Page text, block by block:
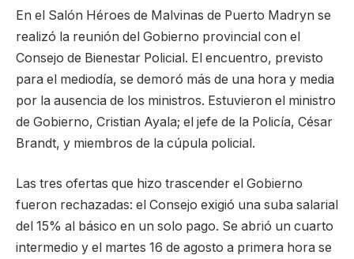
En el Salón Héroes de Malvinas de Puerto Madryn se
realizó la reunión del Gobierno provincial con el
Consejo de Bienestar Policial. El encuentro, previsto
para el mediodía, se demoró más de una hora y media
por la ausencia de los ministros. Estuvieron el ministro
de Gobierno, Cristian Ayala; el jefe de la Policía, César
Brandt, y miembros de la cúpula policial.
Las tres ofertas que hizo trascender el Gobierno
fueron rechazadas: el Consejo exigió una suba salarial
del 15% al básico en un solo pago. Se abrió un cuarto
intermedio y el martes 16 de agosto a primera hora se